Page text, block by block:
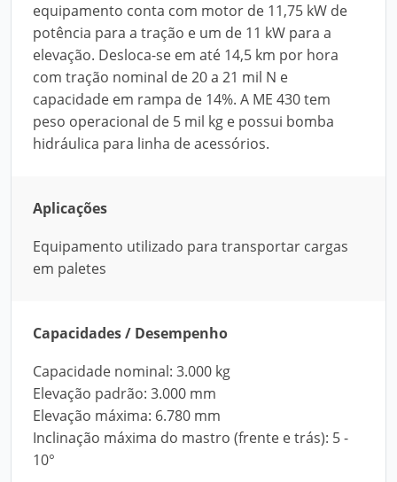
equipamento conta com motor de 11,75 kW de
potência para a tração e um de 11 kW para a
elevação. Desloca-se em até 14,5 km por hora
com tração nominal de 20 a 21 mil N e
capacidade em rampa de 14%. A ME 430 tem
peso operacional de 5 mil kg e possui bomba
hidráulica para linha de acessórios.
Aplicações
Equipamento utilizado para transportar cargas
em paletes
Capacidades / Desempenho
Capacidade nominal: 3.000 kg
Elevação padrão: 3.000 mm
Elevação máxima: 6.780 mm
Inclinação máxima do mastro (frente e trás): 5 -
10°